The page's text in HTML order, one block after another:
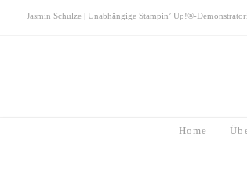
Jasmin Schulze | Unabhängige Stampin’ Up!®-
Home